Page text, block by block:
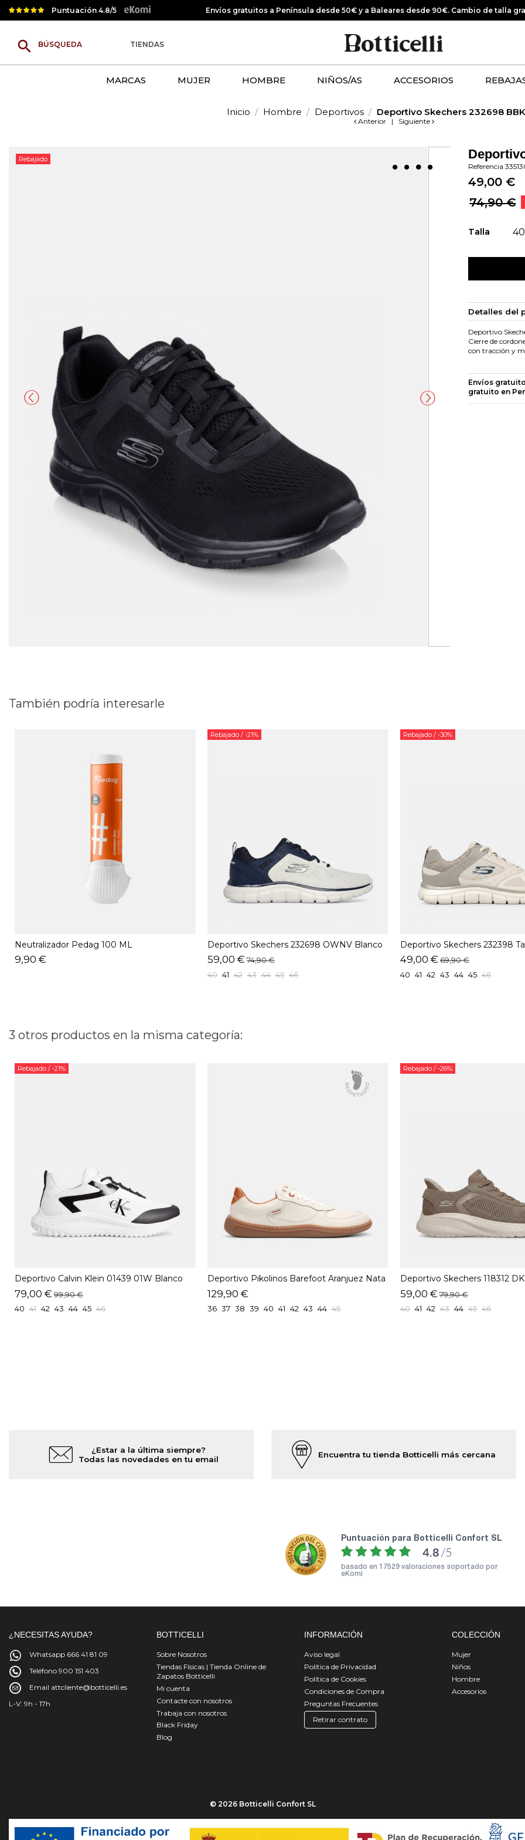
Puntuación 4.8/5 Envíos gratuitos a Península desde 50€ y a Baleares desde 90€. Cambio de talla
search TIENDAS
MARCAS MUJER HOMBRE NIÑOS/AS ACCESORIOS
Inicio Hombre Deportivos Deportivo Skechers 232698
Anterior | Siguiente
Rebajado
Referencia
49,00 €
74,90 €
Talla 40
Detalles del
Deportivo
Cierre de
con tracción y
Envíos
gratuito en
También podría interesarle
Neutralizador Pedag 100 ML
9,90 €
Rebajado / -21%
Deportivo Skechers 232698 OWNV Blanco
59,00 € 74,90 €
40 41 42 43 44 45 46
Rebajado / -30%
Deportivo Skechers 232398
49,00 € 69,90 €
40 41 42 43 44 45 46
3 otros productos en la misma categoría:
Rebajado / -21%
Deportivo Calvin Klein 01439 01W Blanco
79,00 € 99,90 €
40 41 42 43 44 45 46
Deportivo Pikolinos Barefoot Aranjuez Nata
129,90 €
36 37 38 39 40 41 42 43 44 45
Rebajado / -26%
Deportivo Skechers 118312
59,00 € 79,90 €
40 41 42 43 44 45 46
¿Estar a la última siempre?
Todas las novedades en tu email
Encuentra tu tienda Botticelli más cercana
puntuación para Botticelli Confort SL
4.8 /5
basado en 17529 valoraciones soportado por
eKomi
¿NECESITAS AYUDA?
Whatsapp 666 41 81 09
Teléfono 900 151 403
Email attcliente@botticelli.es
L-V: 9h - 17h
BOTTICELLI
Sobre Nosotros
Tiendas Físicas | Tienda Online de
Zapatos Botticelli
Mi cuenta
Contacte con nosotros
Trabaja con nosotros
Black Friday
Blog
INFORMACIÓN
Aviso legal
Política de Privacidad
Política de Cookies
Condiciones de Compra
Preguntas Frecuentes
Retirar contrato
COLECCIÓN
Mujer
Niños
Hombre
Accesorios
© 2026 Botticelli Confort SL